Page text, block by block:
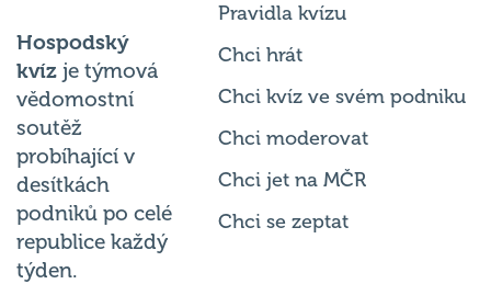
Hospodský
kvíz je týmová
vědomostní
soutěž
probíhající v
desítkách
podniků po celé
republice každý
týden.
Pravidla kvízu
Chci hrát
Chci kvíz ve svém podniku
Chci moderovat
Chci jet na MČR
Chci se zeptat